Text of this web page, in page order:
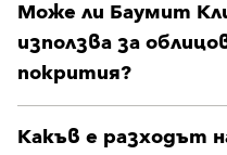
Може ли Баумит
използва за
покрития?
Какъв е разходът